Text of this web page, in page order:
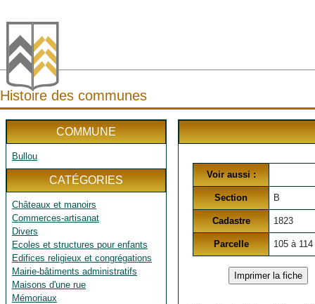
Histoire des communes
COMMUNE
Bullou
CATÉGORIES
Châteaux et manoirs
Commerces-artisanat
Divers
Ecoles et structures pour enfants
Edifices religieux et congrégations
Mairie-bâtiments administratifs
Maisons d'une rue
Mémoriaux
Voir aussi :
Section B
Cadastre 1823
Parcelle 105 à 114